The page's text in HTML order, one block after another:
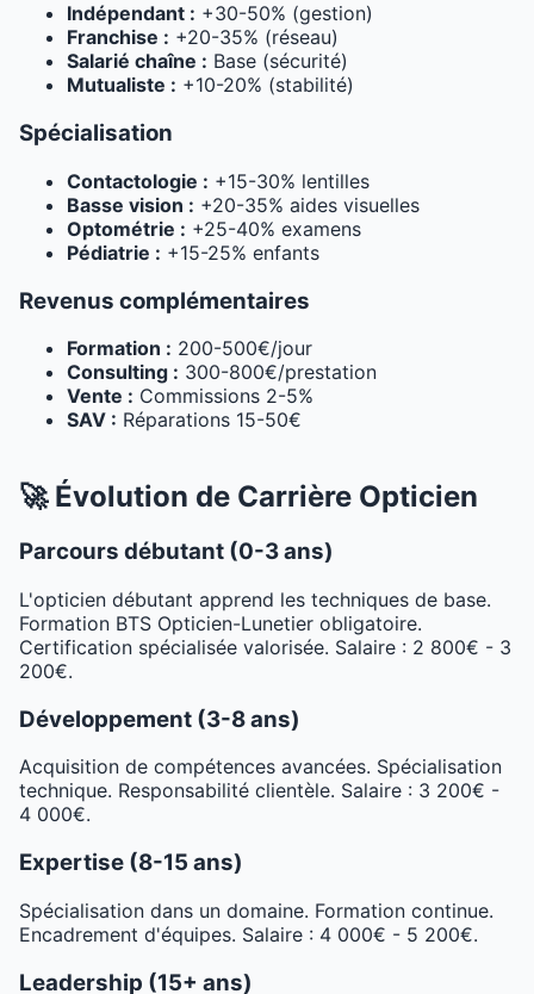
Indépendant : +30-50% (gestion)
Franchise : +20-35% (réseau)
Salarié chaîne : Base (sécurité)
Mutualiste : +10-20% (stabilité)
Spécialisation
Contactologie : +15-30% lentilles
Basse vision : +20-35% aides visuelles
Optométrie : +25-40% examens
Pédiatrie : +15-25% enfants
Revenus complémentaires
Formation : 200-500€/jour
Consulting : 300-800€/prestation
Vente : Commissions 2-5%
SAV : Réparations 15-50€
🚀 Évolution de Carrière Opticien
Parcours débutant (0-3 ans)
L'opticien débutant apprend les techniques de base.
Formation BTS Opticien-Lunetier obligatoire.
Certification spécialisée valorisée. Salaire : 2 800€ - 3
200€.
Développement (3-8 ans)
Acquisition de compétences avancées. Spécialisation
technique. Responsabilité clientèle. Salaire : 3 200€ -
4 000€.
Expertise (8-15 ans)
Spécialisation dans un domaine. Formation continue.
Encadrement d'équipes. Salaire : 4 000€ - 5 200€.
Leadership (15+ ans)